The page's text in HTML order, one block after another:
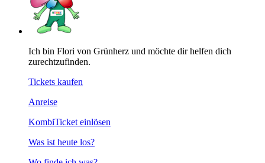
Ich bin Flori von Grünherz und möchte dir helfen dich
zurechtzufinden.
Tickets kaufen
Anreise
KombiTicket einlösen
Was ist heute los?